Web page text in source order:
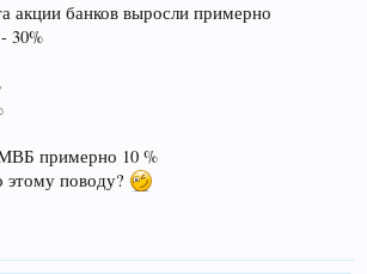
акции банков выросли примерно
30%
примерно 10 %
поводу?